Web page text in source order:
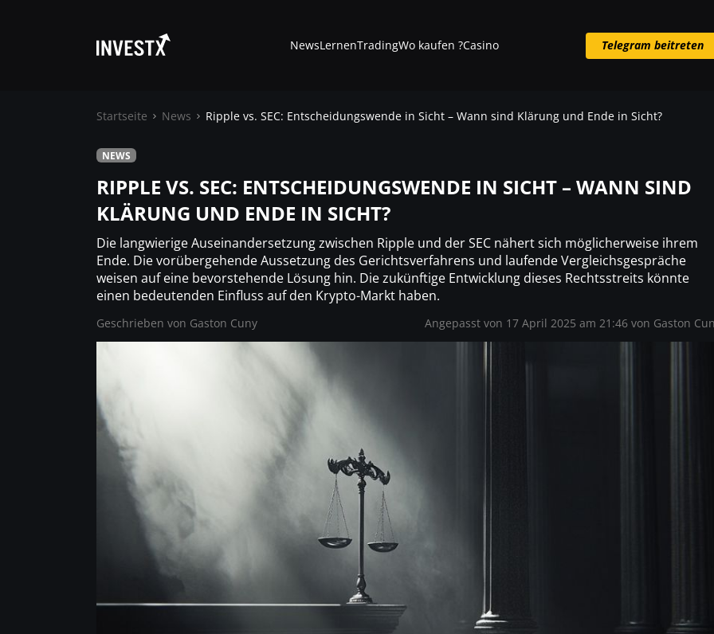
Lernen
Trading
Wo kaufen ?
NewsLernenTradingWo kaufen ?Casino Telegram beitreten
Startseite News Ripple vs. SEC: Entscheidungswende in Sicht – Wann sind Klärung und Ende in Sicht?
NEWS
RIPPLE VS. SEC: ENTSCHEIDUNGSWENDE IN SICHT – WANN SIND
KLÄRUNG UND ENDE IN SICHT?
Die langwierige Auseinandersetzung zwischen Ripple und der SEC nähert sich möglicherweise ihrem
Ende. Die vorübergehende Aussetzung des Gerichtsverfahrens und laufende Vergleichsgespräche
weisen auf eine bevorstehende Lösung hin. Die zukünftige Entwicklung dieses Rechtsstreits könnte
einen bedeutenden Einfluss auf den Krypto-Markt haben.
Geschrieben von Gaston Cuny Angepasst von 17 April 2025 am 21:46 von Gaston